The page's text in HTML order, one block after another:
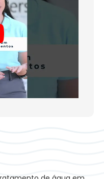
das membranas,
sistema de pré-
com a qualidade
deve ser limpo
evitando, dessa